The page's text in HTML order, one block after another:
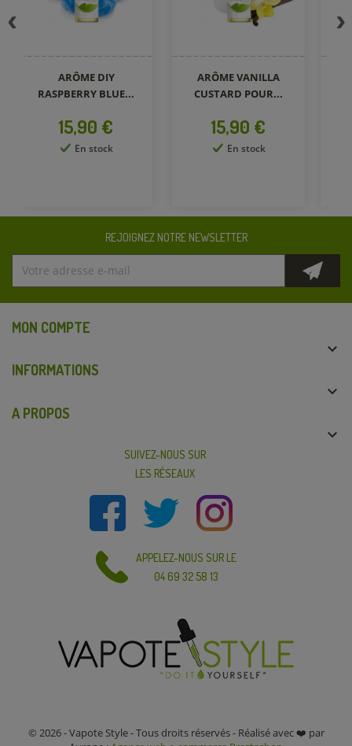
ARÔME DIY
RASPBERRY BLUE...
Prix
15,90 €
En stock
ARÔME VANILLA
CUSTARD POUR...
Prix
15,90 €
En stock
REJOIGNEZ NOTRE NEWSLETTER
MON COMPTE

INFORMATIONS

A PROPOS

SUIVEZ-NOUS SUR
LES RÉSEAUX
APPELEZ-NOUS SUR LE
04 69 32 58 13
© 2026 - Vapote Style - Tous droits réservés - Réalisé avec ❤️ par